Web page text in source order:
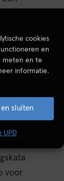
cookies
en
meten en te
informatie.
sluiten
UPD
Ishikawa
Pareto
over
voor